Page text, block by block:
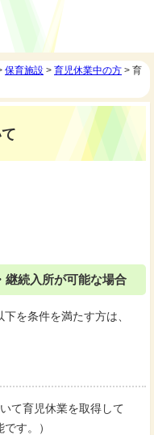
保育施設 > 育児休業中の方 > 育
継続入所が可能な場合
を条件を満たす方は、
て育児休業を取得して
す。）